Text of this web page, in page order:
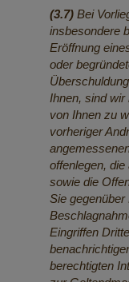
(3.7) Bei
insbesondere
Eröffnung
oder
Ihnen, sind
von Ihnen zu
vorheriger
offenlegen,
sowie die
Sie gegenüber
Eingriffen
berechtigten